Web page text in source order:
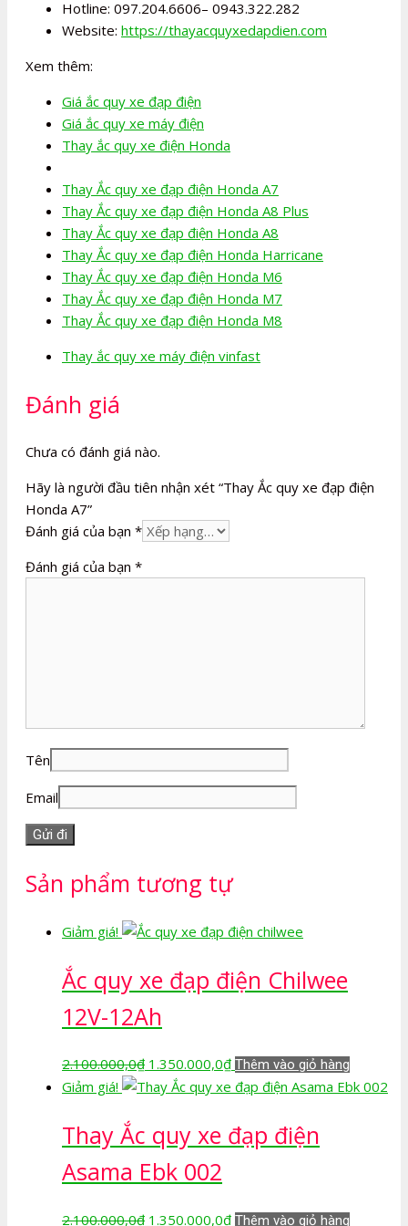
Hotline: 097.204.6606– 0943.322.282
Website: https://thayacquyxedapdien.com
Xem thêm:
Giá ắc quy xe đạp điện
Giá ắc quy xe máy điện
Thay ắc quy xe điện Honda
Thay Ắc quy xe đạp điện Honda A7
Thay Ắc quy xe đạp điện Honda A8 Plus
Thay Ắc quy xe đạp điện Honda A8
Thay Ắc quy xe đạp điện Honda Harricane
Thay Ắc quy xe đạp điện Honda M6
Thay Ắc quy xe đạp điện Honda M7
Thay Ắc quy xe đạp điện Honda M8
Thay ắc quy xe máy điện vinfast
Đánh giá
Chưa có đánh giá nào.
Hãy là người đầu tiên nhận xét “Thay Ắc quy xe đạp điện
Honda A7”
Đánh giá của bạn *
Đánh giá của bạn *
Tên
Email
Sản phẩm tương tự
Giảm giá!
Ắc quy xe đạp điện Chilwee
12V-12Ah
2.100.000,0₫ Giá
gốc
2.100.000,0₫.
1.350.000,0₫Giá
hiện
là:
1.350.000,0₫.
Thêm vào giỏ hàng
Giảm giá!
Thay Ắc quy xe đạp điện
Asama Ebk 002
2.100.000,0₫ Giá
1.350.000,0₫Giá
Thêm vào giỏ hàng